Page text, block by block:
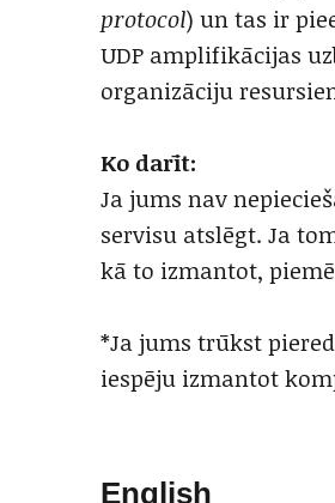
protocol) un tas ir
UDP amplifikācijas
organizāciju
Ko darīt:
Ja jums nav
servisu atslēgt. Ja
kā to izmantot,
*Ja jums trūkst
iespēju izmantot
English